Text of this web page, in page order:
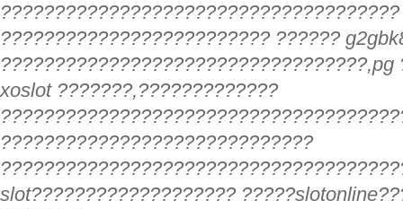
?????????????????????????????????????
????????????????????????? ??????
??????????????????????????????????,pg
xoslot ???????,?????????????
?????????????????????????????
slot???????????????????